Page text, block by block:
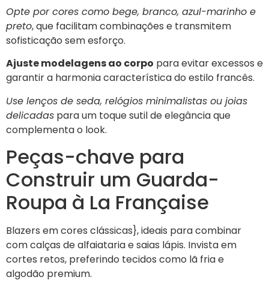
Opte por cores como bege, branco, azul-marinho e
preto, que facilitam combinações e transmitem
sofisticação sem esforço.
Ajuste modelagens ao corpo para evitar excessos e
garantir a harmonia característica do estilo francês.
Use lenços de seda, relógios minimalistas ou joias
delicadas para um toque sutil de elegância que
complementa o look.
Peças-chave para
Construir um Guarda-
Roupa à La Française
Blazers em cores clássicas}, ideais para combinar
com calças de alfaiataria e saias lápis. Invista em
cortes retos, preferindo tecidos como lã fria e
algodão premium.